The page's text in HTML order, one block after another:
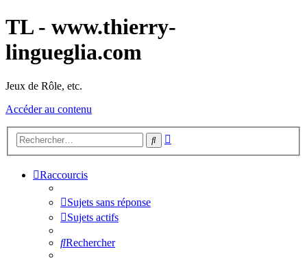
TL - www.thierry-
lingueglia.com
Jeux de Rôle, etc.
Accéder au contenu
Rechercher
Raccourcis
Sujets sans réponse
Sujets actifs
Rechercher